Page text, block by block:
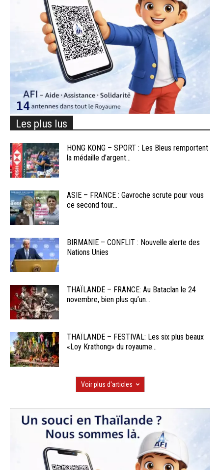
Les plus lus
HONG KONG – SPORT : Les Bleus remportent
la médaille d’argent...
ASIE – FRANCE : Gavroche scrute pour vous
ce second tour...
BIRMANIE – CONFLIT : Nouvelle alerte des
Nations Unies
THAÏLANDE – FRANCE: Au Bataclan le 24
novembre, bien plus qu’un...
THAÏLANDE – FESTIVAL: Les six plus beaux
«Loy Krathong» du royaume...
Voir plus d'articles